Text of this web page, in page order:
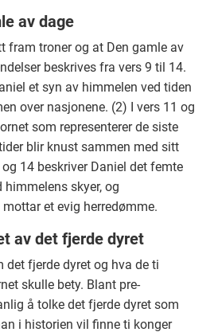
av dage
fram troner og at Den gamle av
beskrives fra vers 9 til 14.
et syn av himmelen ved tiden
over nasjonene. (2) I vers 11 og
som representerer de siste
blir knust sammen med sitt
14 beskriver Daniel det femte
skyer, og
et evig herredømme.
av det fjerde dyret
det fjerde dyret og hva de ti
skulle bety. Blant pre-
å tolke det fjerde dyret som
i historien vil finne ti konger